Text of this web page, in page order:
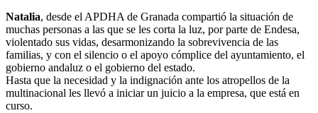
Natalia, desde el APDHA de Granada compartió la situación de
muchas personas a las que se les corta la luz, por parte de Endesa,
violentado sus vidas, desarmonizando la sobrevivencia de las
familias, y con el silencio o el apoyo cómplice del ayuntamiento, el
gobierno andaluz o el gobierno del estado.
Hasta que la necesidad y la indignación ante los atropellos de la
multinacional les llevó a iniciar un juicio a la empresa, que está en
curso.